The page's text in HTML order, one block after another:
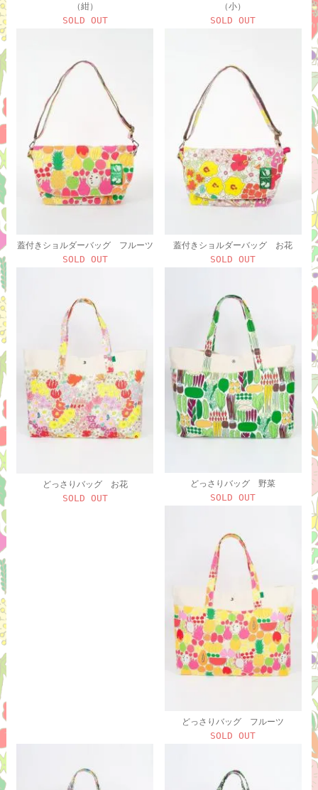
（紺）
SOLD OUT
（小）
SOLD OUT
蓋付きショルダーバッグ フルーツ
SOLD OUT
蓋付きショルダーバッグ お花
SOLD OUT
どっさりバッグ お花
SOLD OUT
どっさりバッグ 野菜
SOLD OUT
どっさりバッグ フルーツ
SOLD OUT